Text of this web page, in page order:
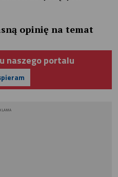
opinię na temat
naszego portalu